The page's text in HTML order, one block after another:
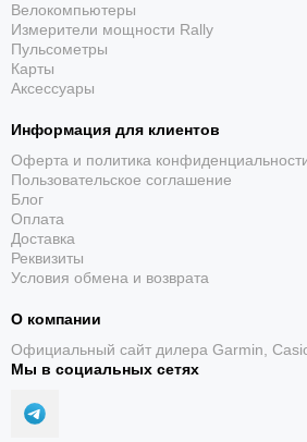
Велокомпьютеры
Измерители мощности Rally
Пульсометры
Карты
Аксессуары
Информация для клиентов
Оферта и политика
Пользовательское соглашение
Блог
Оплата
Доставка
Реквизиты
Условия обмена и возврата
О компании
Официальный сайт дилера Garmin,
Мы в социальных сетях